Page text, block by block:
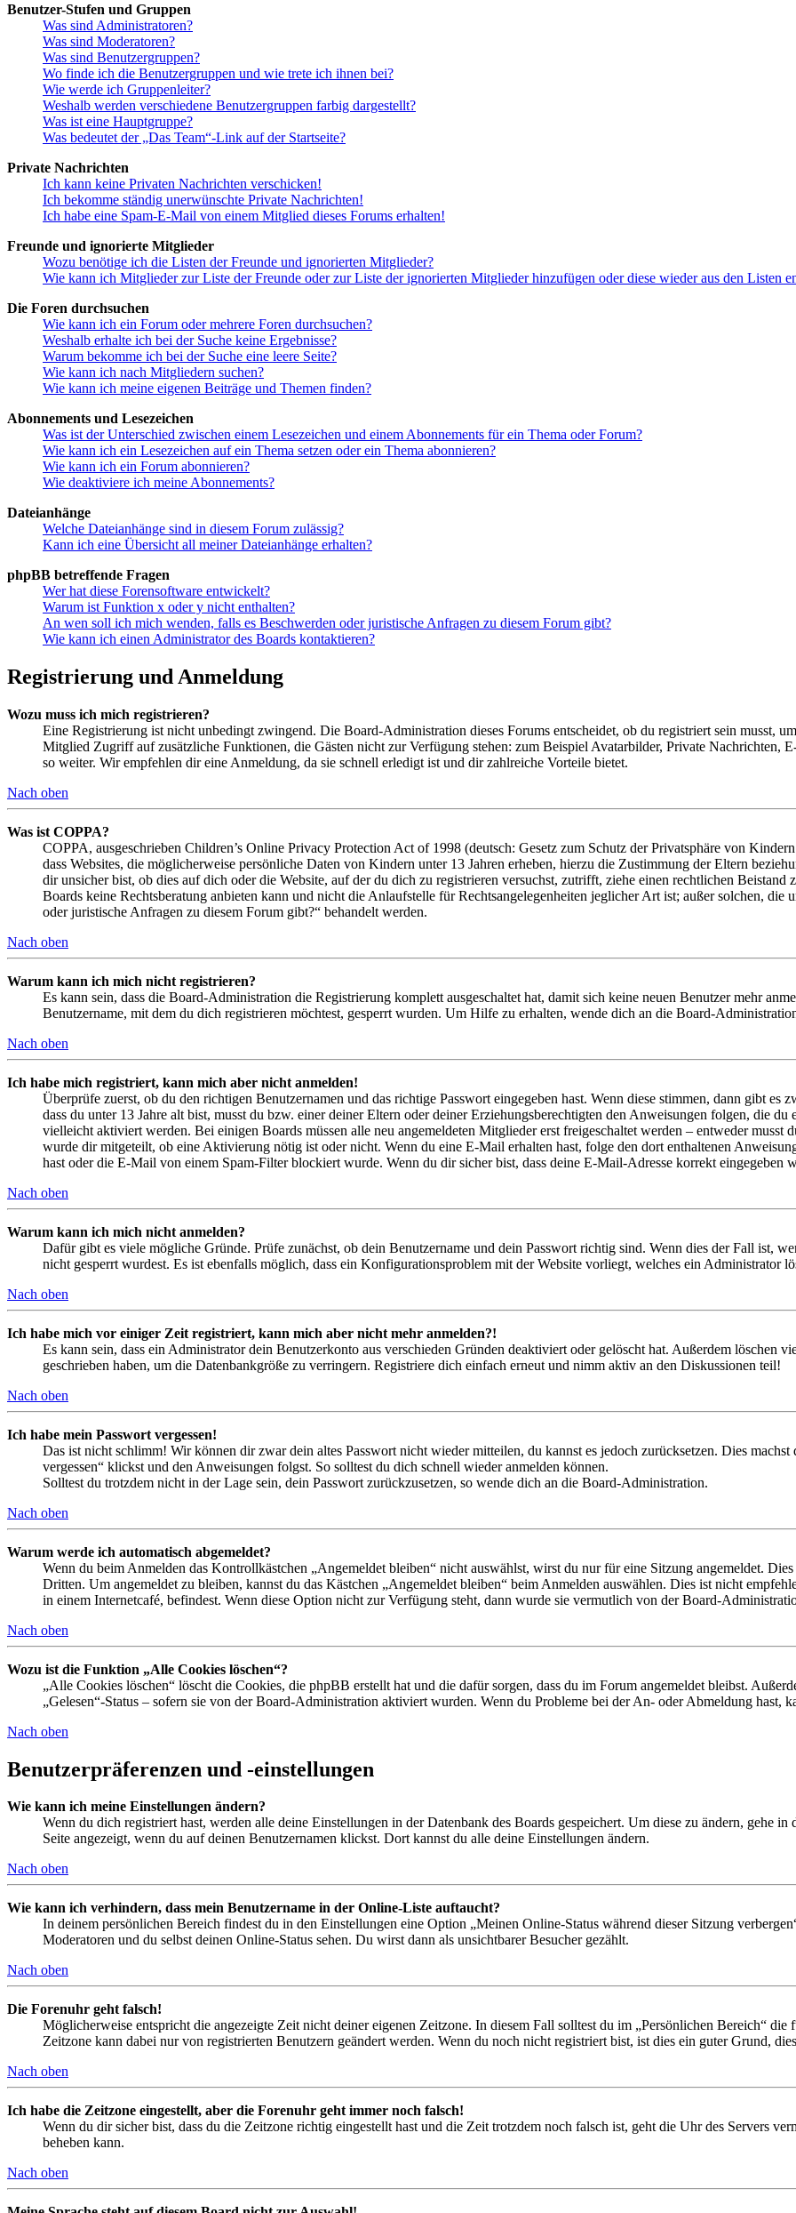
Benutzer-Stufen und Gruppen
Was sind Administratoren?
Was sind Moderatoren?
Was sind Benutzergruppen?
Wo finde ich die Benutzergruppen und wie trete ich ihnen bei?
Wie werde ich Gruppenleiter?
Weshalb werden verschiedene Benutzergruppen farbig dargestellt?
Was ist eine Hauptgruppe?
Was bedeutet der „Das Team“-Link auf der Startseite?
Private Nachrichten
Ich kann keine Privaten Nachrichten verschicken!
Ich bekomme ständig unerwünschte Private Nachrichten!
Ich habe eine Spam-E-Mail von einem Mitglied dieses Forums erhalten!
Freunde und ignorierte Mitglieder
Wozu benötige ich die Listen der Freunde und ignorierten Mitglieder?
Wie kann ich Mitglieder zur Liste der Freunde oder zur Liste der ignorierten Mitglieder hinzufügen oder diese wieder aus den Listen
Die Foren durchsuchen
Wie kann ich ein Forum oder mehrere Foren durchsuchen?
Weshalb erhalte ich bei der Suche keine Ergebnisse?
Warum bekomme ich bei der Suche eine leere Seite?
Wie kann ich nach Mitgliedern suchen?
Wie kann ich meine eigenen Beiträge und Themen finden?
Abonnements und Lesezeichen
Was ist der Unterschied zwischen einem Lesezeichen und einem Abonnements für ein Thema oder Forum?
Wie kann ich ein Lesezeichen auf ein Thema setzen oder ein Thema abonnieren?
Wie kann ich ein Forum abonnieren?
Wie deaktiviere ich meine Abonnements?
Dateianhänge
Welche Dateianhänge sind in diesem Forum zulässig?
Kann ich eine Übersicht all meiner Dateianhänge erhalten?
phpBB betreffende Fragen
Wer hat diese Forensoftware entwickelt?
Warum ist Funktion x oder y nicht enthalten?
An wen soll ich mich wenden, falls es Beschwerden oder juristische Anfragen zu diesem Forum gibt?
Wie kann ich einen Administrator des Boards kontaktieren?
Registrierung und Anmeldung
Wozu muss ich mich registrieren?
Eine Registrierung ist nicht unbedingt zwingend. Die Board-Administration dieses Forums entscheidet, ob du registriert sein musst,
Mitglied Zugriff auf zusätzliche Funktionen, die Gästen nicht zur Verfügung stehen: zum Beispiel Avatarbilder, Private Nachrichten,
so weiter. Wir empfehlen dir eine Anmeldung, da sie schnell erledigt ist und dir zahlreiche Vorteile bietet.
Nach oben
Was ist COPPA?
COPPA, ausgeschrieben Children’s Online Privacy Protection Act of 1998 (deutsch: Gesetz zum Schutz der Privatsphäre von
dass Websites, die möglicherweise persönliche Daten von Kindern unter 13 Jahren erheben, hierzu die Zustimmung der Eltern
dir unsicher bist, ob dies auf dich oder die Website, auf der du dich zu registrieren versuchst, zutrifft, ziehe einen rechtlichen
Boards keine Rechtsberatung anbieten kann und nicht die Anlaufstelle für Rechtsangelegenheiten jeglicher Art ist; außer solchen,
oder juristische Anfragen zu diesem Forum gibt?“ behandelt werden.
Nach oben
Warum kann ich mich nicht registrieren?
Es kann sein, dass die Board-Administration die Registrierung komplett ausgeschaltet hat, damit sich keine neuen Benutzer mehr
Benutzername, mit dem du dich registrieren möchtest, gesperrt wurden. Um Hilfe zu erhalten, wende dich an die Board-
Nach oben
Ich habe mich registriert, kann mich aber nicht anmelden!
Überprüfe zuerst, ob du den richtigen Benutzernamen und das richtige Passwort eingegeben hast. Wenn diese stimmen, dann gibt es
dass du unter 13 Jahre alt bist, musst du bzw. einer deiner Eltern oder deiner Erziehungsberechtigten den Anweisungen folgen, die
vielleicht aktiviert werden. Bei einigen Boards müssen alle neu angemeldeten Mitglieder erst freigeschaltet werden – entweder musst
wurde dir mitgeteilt, ob eine Aktivierung nötig ist oder nicht. Wenn du eine E-Mail erhalten hast, folge den dort enthaltenen
hast oder die E-Mail von einem Spam-Filter blockiert wurde. Wenn du dir sicher bist, dass deine E-Mail-Adresse korrekt eingegeben
Nach oben
Warum kann ich mich nicht anmelden?
Dafür gibt es viele mögliche Gründe. Prüfe zunächst, ob dein Benutzername und dein Passwort richtig sind. Wenn dies der Fall ist,
nicht gesperrt wurdest. Es ist ebenfalls möglich, dass ein Konfigurationsproblem mit der Website vorliegt, welches ein Administrator
Nach oben
Ich habe mich vor einiger Zeit registriert, kann mich aber nicht mehr anmelden?!
Es kann sein, dass ein Administrator dein Benutzerkonto aus verschieden Gründen deaktiviert oder gelöscht hat. Außerdem löschen
geschrieben haben, um die Datenbankgröße zu verringern. Registriere dich einfach erneut und nimm aktiv an den Diskussionen teil!
Nach oben
Ich habe mein Passwort vergessen!
Das ist nicht schlimm! Wir können dir zwar dein altes Passwort nicht wieder mitteilen, du kannst es jedoch zurücksetzen. Dies
vergessen“ klickst und den Anweisungen folgst. So solltest du dich schnell wieder anmelden können.
Solltest du trotzdem nicht in der Lage sein, dein Passwort zurückzusetzen, so wende dich an die Board-Administration.
Nach oben
Warum werde ich automatisch abgemeldet?
Wenn du beim Anmelden das Kontrollkästchen „Angemeldet bleiben“ nicht auswählst, wirst du nur für eine Sitzung angemeldet.
Dritten. Um angemeldet zu bleiben, kannst du das Kästchen „Angemeldet bleiben“ beim Anmelden auswählen. Dies ist nicht
in einem Internetcafé, befindest. Wenn diese Option nicht zur Verfügung steht, dann wurde sie vermutlich von der Board-
Nach oben
Wozu ist die Funktion „Alle Cookies löschen“?
„Alle Cookies löschen“ löscht die Cookies, die phpBB erstellt hat und die dafür sorgen, dass du im Forum angemeldet bleibst.
„Gelesen“-Status – sofern sie von der Board-Administration aktiviert wurden. Wenn du Probleme bei der An- oder Abmeldung hast,
Nach oben
Benutzerpräferenzen und -einstellungen
Wie kann ich meine Einstellungen ändern?
Wenn du dich registriert hast, werden alle deine Einstellungen in der Datenbank des Boards gespeichert. Um diese zu ändern, gehe
Seite angezeigt, wenn du auf deinen Benutzernamen klickst. Dort kannst du alle deine Einstellungen ändern.
Nach oben
Wie kann ich verhindern, dass mein Benutzername in der Online-Liste auftaucht?
In deinem persönlichen Bereich findest du in den Einstellungen eine Option „Meinen Online-Status während dieser Sitzung
Moderatoren und du selbst deinen Online-Status sehen. Du wirst dann als unsichtbarer Besucher gezählt.
Nach oben
Die Forenuhr geht falsch!
Möglicherweise entspricht die angezeigte Zeit nicht deiner eigenen Zeitzone. In diesem Fall solltest du im „Persönlichen Bereich“
Zeitzone kann dabei nur von registrierten Benutzern geändert werden. Wenn du noch nicht registriert bist, ist dies ein guter Grund,
Nach oben
Ich habe die Zeitzone eingestellt, aber die Forenuhr geht immer noch falsch!
Wenn du dir sicher bist, dass du die Zeitzone richtig eingestellt hast und die Zeit trotzdem noch falsch ist, geht die Uhr des Servers
beheben kann.
Nach oben